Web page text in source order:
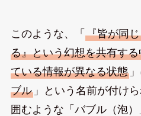
このような、「 『皆が同
る』という幻想を共有す
ている情報が異なる状態
ブル」という名前が付け
囲むような「バブル（泡